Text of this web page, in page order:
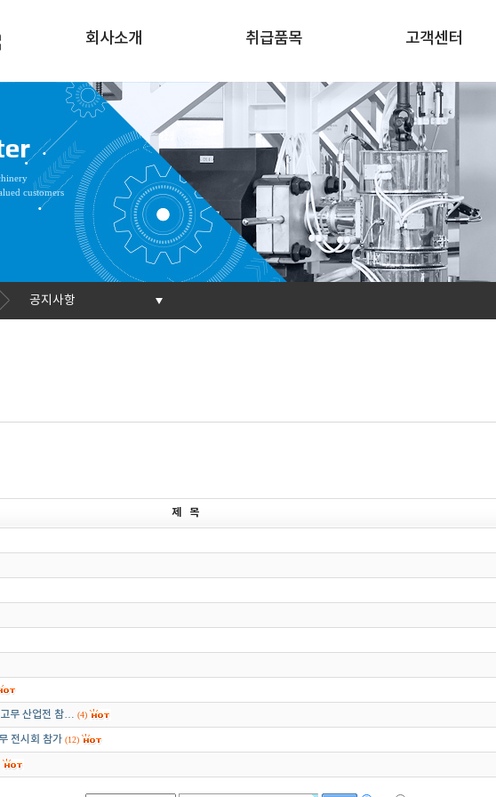
회사소개 취급품목 고객센터
customers
공지사항
제 목
무 산업전 참… (4)
전시회 참가 (12)